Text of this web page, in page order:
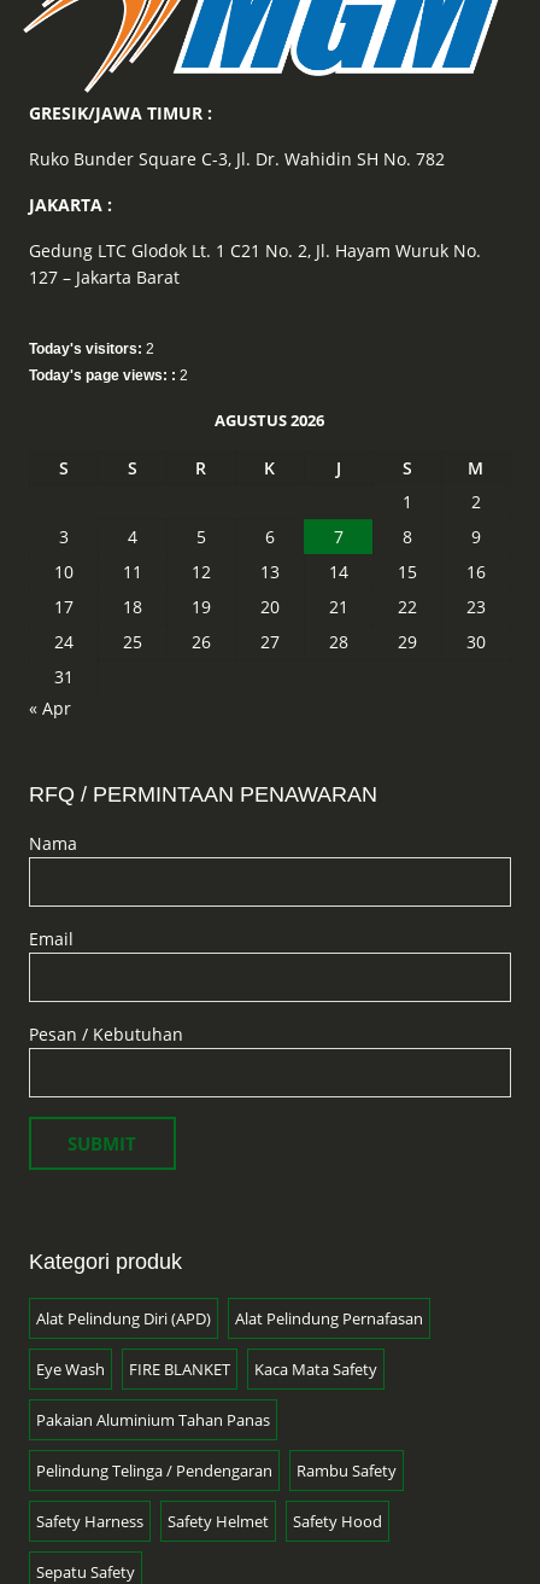
GRESIK/JAWA TIMUR :
Ruko Bunder Square C-3, Jl. Dr. Wahidin SH No. 782
JAKARTA :
Gedung LTC Glodok Lt. 1 C21 No. 2, Jl. Hayam Wuruk No.
127 – Jakarta Barat
Today's visitors: 2
Today's page views: : 2
AGUSTUS 2026
S S R K J S
M
1
2
3
4 5 6 7 8
9
10
11 12 13 14 15
16
17
18 19 20 21 22
23
24
25 26 27 28 29
30
31
« Apr
RFQ / PERMINTAAN PENAWARAN
Nama
Email
Pesan / Kebutuhan
Kategori produk
Alat Pelindung Diri (APD) Alat Pelindung Pernafasan
Eye Wash FIRE BLANKET Kaca Mata Safety
Pakaian Aluminium Tahan Panas
Pelindung Telinga / Pendengaran Rambu Safety
Safety Harness Safety Helmet Safety Hood
Sepatu Safety